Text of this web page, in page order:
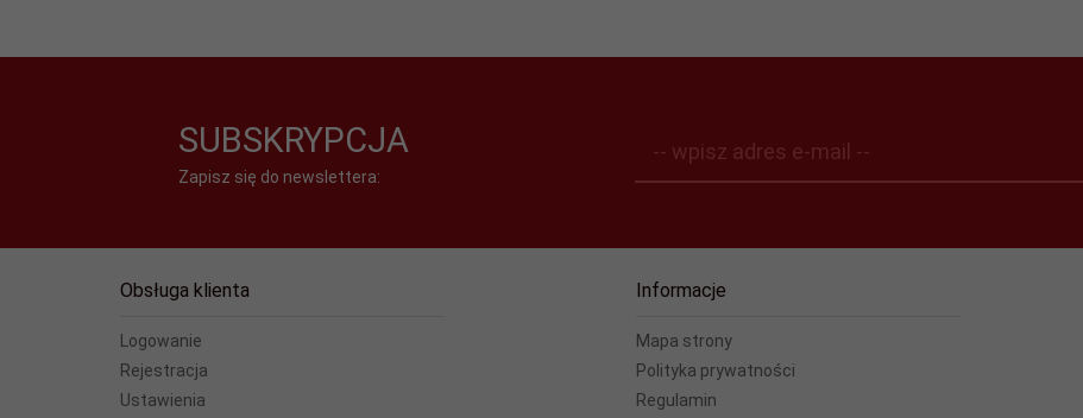
SUBSKRYPCJA
Zapisz się do newslettera:
-- wpisz adres e-mail --
Obsługa klienta
Logowanie
Rejestracja
Ustawienia
Informacje
Mapa strony
Polityka prywatności
Regulamin